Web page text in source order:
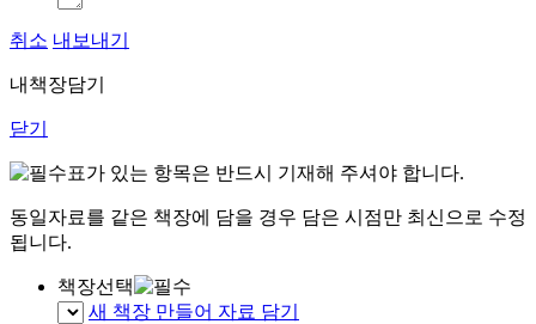
취소 내보내기
내책장담기
닫기
표가 있는 항목은 반드시 기재해 주셔야 합니다.
동일자료를 같은 책장에 담을 경우 담은 시점만 최신으로 수정
됩니다.
책장선택
새 책장 만들어 자료 담기